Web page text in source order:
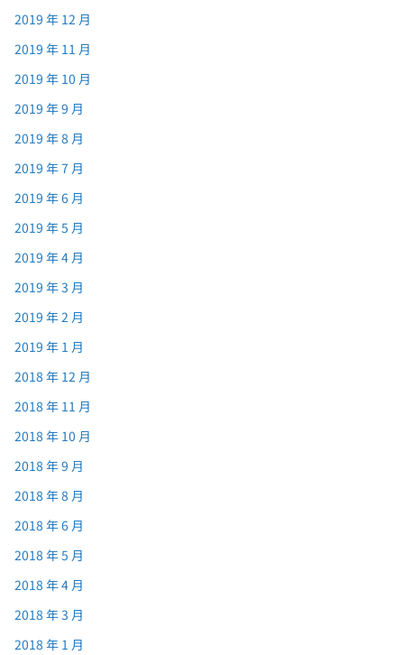
2019 年 12 月
2019 年 11 月
2019 年 10 月
2019 年 9 月
2019 年 8 月
2019 年 7 月
2019 年 6 月
2019 年 5 月
2019 年 4 月
2019 年 3 月
2019 年 2 月
2019 年 1 月
2018 年 12 月
2018 年 11 月
2018 年 10 月
2018 年 9 月
2018 年 8 月
2018 年 6 月
2018 年 5 月
2018 年 4 月
2018 年 3 月
2018 年 1 月